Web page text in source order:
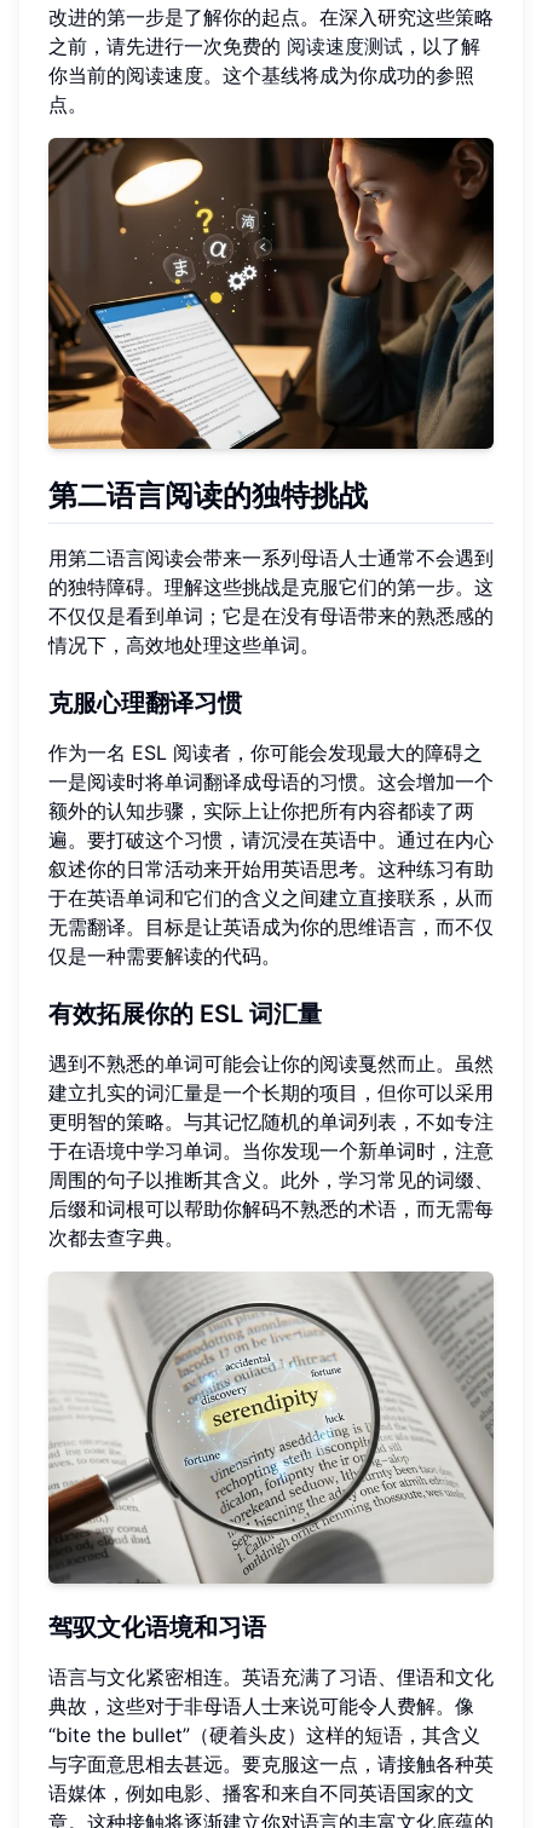
改进的第一步是了解你的起点。在深入研究这些策略
之前，请先进行一次免费的 阅读速度测试 ，以了解
你当前的阅读速度。这个基线将成为你成功的参照
点。
第二语言阅读的独特挑战
用第二语言阅读会带来一系列母语人士通常不会遇到
的独特障碍。理解这些挑战是克服它们的第一步。这
不仅仅是看到单词；它是在没有母语带来的熟悉感的
情况下，高效地处理这些单词。
克服心理翻译习惯
作为一名 ESL 阅读者，你可能会发现最大的障碍之
一是阅读时将单词翻译成母语的习惯。这会增加一个
额外的认知步骤，实际上让你把所有内容都读了两
遍。要打破这个习惯，请沉浸在英语中。通过在内心
叙述你的日常活动来开始用英语思考。这种练习有助
于在英语单词和它们的含义之间建立直接联系，从而
无需翻译。目标是让英语成为你的思维语言，而不仅
仅是一种需要解读的代码。
有效拓展你的 ESL 词汇量
遇到不熟悉的单词可能会让你的阅读戛然而止。虽然
建立扎实的词汇量是一个长期的项目，但你可以采用
更明智的策略。与其记忆随机的单词列表，不如专注
于在语境中学习单词。当你发现一个新单词时，注意
周围的句子以推断其含义。此外，学习常见的词缀、
后缀和词根可以帮助你解码不熟悉的术语，而无需每
次都去查字典。
驾驭文化语境和习语
语言与文化紧密相连。英语充满了习语、俚语和文化
典故，这些对于非母语人士来说可能令人费解。像
“bite the bullet”（硬着头皮）这样的短语，其含义
与字面意思相去甚远。要克服这一点，请接触各种英
语媒体，例如电影、播客和来自不同英语国家的文
章。这种接触将逐渐建立你对语言的丰富文化底蕴的